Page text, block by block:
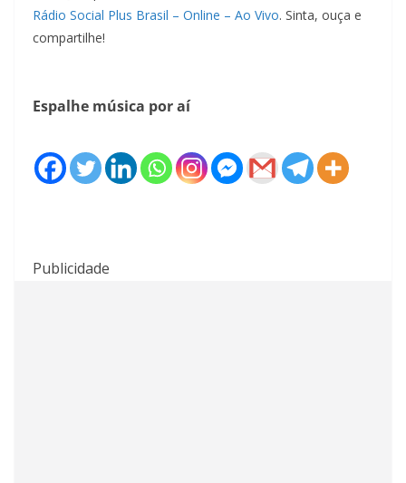
Rádio Social Plus Brasil – Online – Ao Vivo. Sinta, ouça e
compartilhe!
Espalhe música por aí
Publicidade